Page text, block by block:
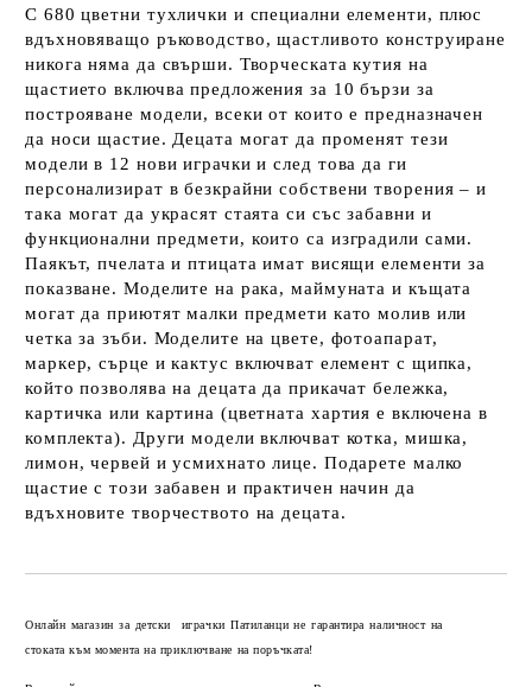
С 680 цветни тухлички и специални елементи, плюс
вдъхновяващо ръководство, щастливото конструиране
никога няма да свърши. Творческата кутия на
щастието включва предложения за 10 бързи за
построяване модели, всеки от които е предназначен
да носи щастие. Децата могат да променят тези
модели в 12 нови играчки и след това да ги
персонализират в безкрайни собствени творения – и
така могат да украсят стаята си със забавни и
функционални предмети, които са изградили сами.
Паякът, пчелата и птицата имат висящи елементи за
показване. Моделите на рака, маймуната и къщата
могат да приютят малки предмети като молив или
четка за зъби. Моделите на цвете, фотоапарат,
маркер, сърце и кактус включват елемент с щипка,
който позволява на децата да прикачат бележка,
картичка или картина (цветната хартия е включена в
комплекта). Други модели включват котка, мишка,
лимон, червей и усмихнато лице. Подарете малко
щастие с този забавен и практичен начин да
вдъхновите творчеството на децата.
Онлайн магазин за детски играчки Патиланци не гарантира наличност на
стоката към момента на приключване на поръчката!